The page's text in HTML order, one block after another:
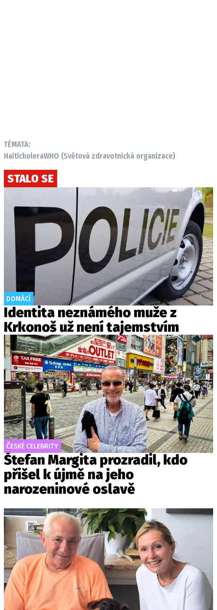
TÉMATA:
HaiticholeraWHO (Světová zdravotnická organizace)
STALO SE
DOMÁCÍ
Identita neznámého muže z
Krkonoš už není tajemstvím
ČESKÉ CELEBRITY
Štefan Margita prozradil, kdo
přišel k újmě na jeho
narozeninové oslavě